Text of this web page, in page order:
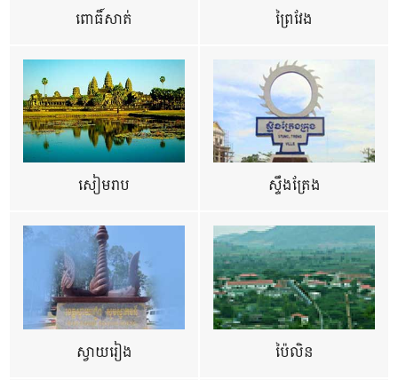
ពោធិ៍សាត់ ព្រៃវែង
សៀមរាប ស្ទឹងត្រែង
ស្វាយរៀង ប៉ៃលិន